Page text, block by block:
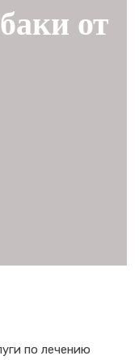
от
по лечению